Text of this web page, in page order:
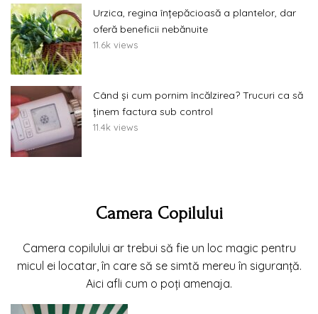
Urzica, regina înțepăcioasă a plantelor, dar
oferă beneficii nebănuite
11.6k views
Când și cum pornim încălzirea? Trucuri ca să
ținem factura sub control
11.4k views
Camera Copilului
Camera copilului ar trebui să fie un loc magic pentru
micul ei locatar, în care să se simtă mereu în siguranță.
Aici afli cum o poți amenaja.